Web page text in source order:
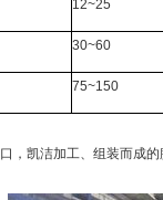
12~25
30~60
75~150
凯洁加工、组装而成的